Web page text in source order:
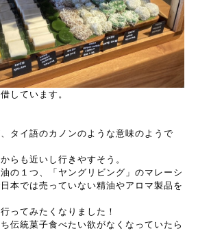
しています。
タイ語のカノンのような意味のようで
らも近いし行きやすそう。
の１つ、「ヤングリビング」のマレーシ
本では売っていない精油やアロマ製品を
ってみたくなりました！
伝統菓子食べたい欲がなくなっていたら